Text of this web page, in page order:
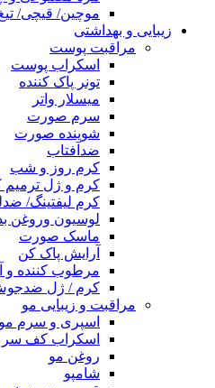
موچین/ قیچی/ تیغ
زیبایی و بهداشتی
مراقبت پوست
اسکراب پوست
تونر پاک کننده
میسلار واتر
سرم صورت
شوینده صورت
ضدآفتاب
کرم روز و شب
کرم و ژل ترمیم
کرم لیفتینگ/
لوسیون وروغن
ماسک صورت
آرایش پاک کن
مرطوب کننده و
کرم / ژل
مراقبت و زیبایی مو
اسپری و سرم مو
اسکراب کف سر
روغن مو
شامپو